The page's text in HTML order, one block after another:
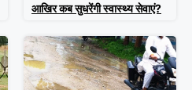
आखिर कब सुधरेंगी स्वास्थ्य सेवाएं?